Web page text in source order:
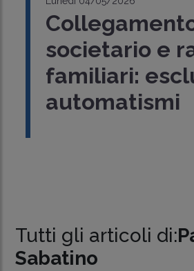
societario e
familiari:
automatismi
Tutti gli articoli di:
Sabatino